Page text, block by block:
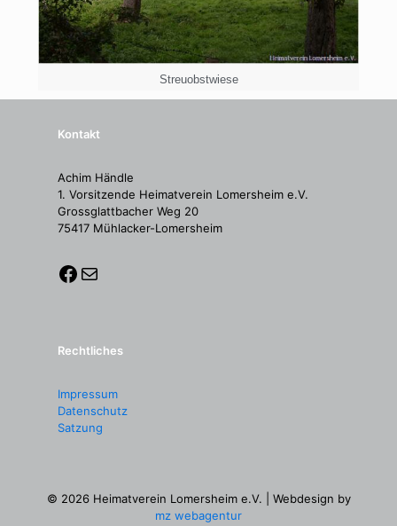
Streuobstwiese
Kontakt
Achim Händle
1. Vorsitzende Heimatverein Lomersheim e.V.
Grossglattbacher Weg 20
75417 Mühlacker-Lomersheim
Rechtliches
Impressum
Datenschutz
Satzung
© 2026 Heimatverein Lomersheim e.V. | Webdesign by
mz webagentur